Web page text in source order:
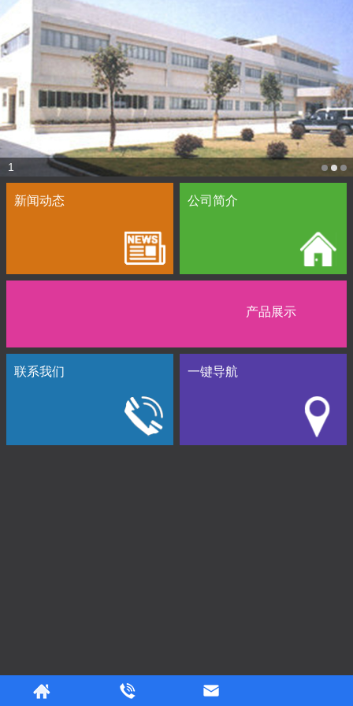
1
新闻动态 公司简介
产品展示
联系我们 一键导航